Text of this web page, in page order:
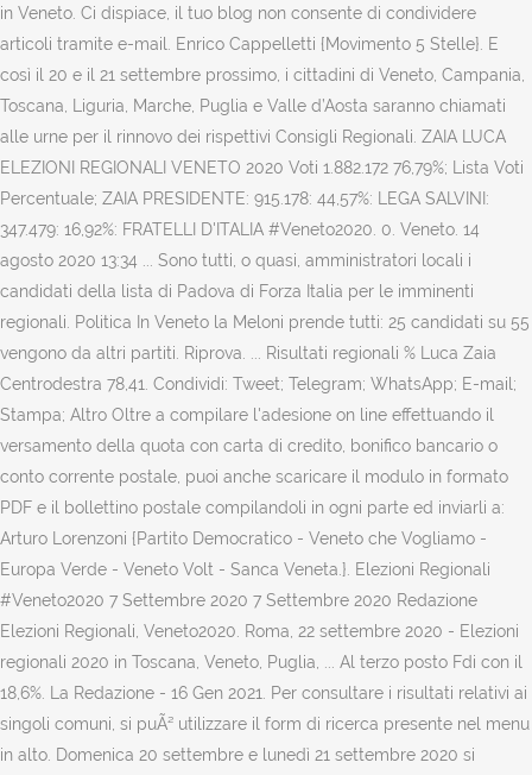
in Veneto. Ci dispiace, il tuo blog non consente di condividere
articoli tramite e-mail. Enrico Cappelletti {Movimento 5 Stelle}. E
così il 20 e il 21 settembre prossimo, i cittadini di Veneto, Campania,
Toscana, Liguria, Marche, Puglia e Valle d’Aosta saranno chiamati
alle urne per il rinnovo dei rispettivi Consigli Regionali. ZAIA LUCA
ELEZIONI REGIONALI VENETO 2020 Voti 1.882.172 76,79%; Lista Voti
Percentuale; ZAIA PRESIDENTE: 915.178: 44,57%: LEGA SALVINI:
347.479: 16,92%: FRATELLI D'ITALIA #Veneto2020. 0. Veneto. 14
agosto 2020 13:34 ... Sono tutti, o quasi, amministratori locali i
candidati della lista di Padova di Forza Italia per le imminenti
regionali. Politica In Veneto la Meloni prende tutti: 25 candidati su 55
vengono da altri partiti. Riprova. ... Risultati regionali % Luca Zaia
Centrodestra 78,41. Condividi: Tweet; Telegram; WhatsApp; E-mail;
Stampa; Altro Oltre a compilare l'adesione on line effettuando il
versamento della quota con carta di credito, bonifico bancario o
conto corrente postale, puoi anche scaricare il modulo in formato
PDF e il bollettino postale compilandoli in ogni parte ed inviarli a:
Arturo Lorenzoni {Partito Democratico - Veneto che Vogliamo -
Europa Verde - Veneto Volt - Sanca Veneta.}. Elezioni Regionali
#Veneto2020 7 Settembre 2020 7 Settembre 2020 Redazione
Elezioni Regionali, Veneto2020. Roma, 22 settembre 2020 - Elezioni
regionali 2020 in Toscana, Veneto, Puglia, ... Al terzo posto Fdi con il
18,6%. La Redazione - 16 Gen 2021. Per consultare i risultati relativi ai
singoli comuni, si puÃ² utilizzare il form di ricerca presente nel menu
in alto. Domenica 20 settembre e lunedì 21 settembre 2020 si